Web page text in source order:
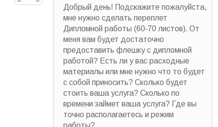
Добрый день! Подскажите пожалуйста,
мне нужно сделать переплет
Дипломной работы (60-70 листов). От
меня вам будет достаточно
предоставить флешку с дипломной
работой? Есть ли у вас расходные
материалы или мне нужно что то будет
с собой приносить? Сколько будет
стоить ваша услуга? Сколько по
времени займет ваша услуга? Где вы
точно располагаетесь и режим